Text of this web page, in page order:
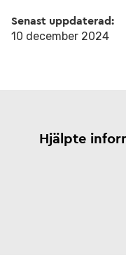
Senast uppdaterad:
10 december 2024
Hjälpte